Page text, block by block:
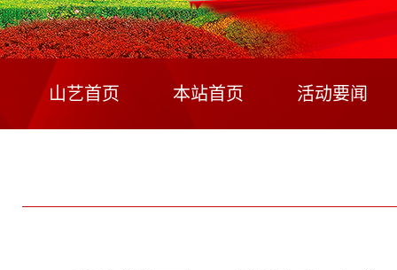
山艺首页 本站首页 活动要闻